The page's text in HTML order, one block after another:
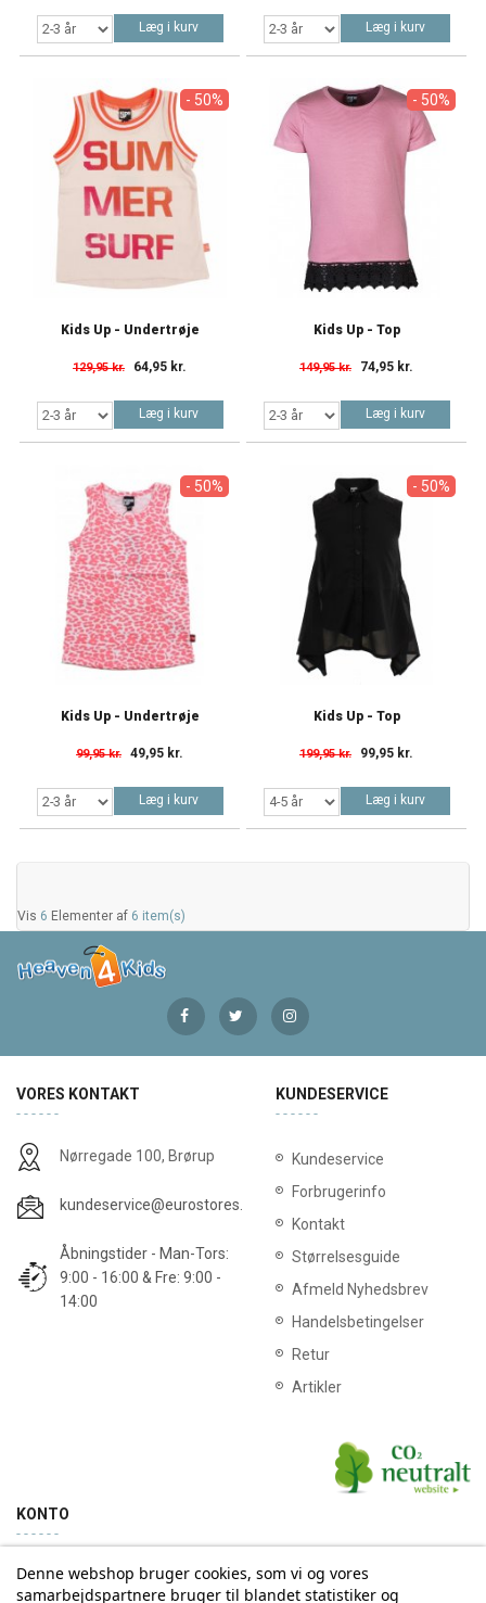
Læg i kurv Læg i kurv
- 50%
Kids Up - Undertrøje
129,95 kr. 64,95 kr.
Læg i kurv
- 50%
Kids Up - Top
149,95 kr. 74,95 kr.
Læg i kurv
- 50%
Kids Up - Undertrøje
99,95 kr. 49,95 kr.
Læg i kurv
- 50%
Kids Up - Top
199,95 kr. 99,95 kr.
Læg i kurv
Vis 6 Elementer af 6 item(s)
VORES KONTAKT
Nørregade 100, Brørup
kundeservice@eurostores.dk
Åbningstider - Man-Tors:
9:00 - 16:00 & Fre: 9:00 -
14:00
KUNDESERVICE
Kundeservice
Forbrugerinfo
Kontakt
Størrelsesguide
Afmeld Nyhedsbrev
Handelsbetingelser
Retur
Artikler
KONTO
Min konto Ordrehistorik
Denne webshop bruger cookies, som vi og vores
samarbejdspartnere bruger til blandet statistiker og